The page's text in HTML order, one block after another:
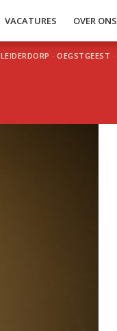
VACATURES OVER ONS
LEIDERDORP · OEGSTGEEST ·